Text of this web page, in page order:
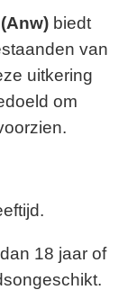
biedt
van
uitkering
om
18 jaar of